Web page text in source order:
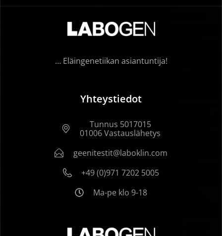
… Eläingenetiikan asiantuntija!
Yhteystiedot
Tunnus 5017015
01006 Vastauslähetys
geenitestit@laboklin.com
+49 (0)971 7202 5005
Ma-pe klo 9-18